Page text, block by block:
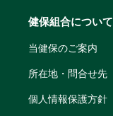
健保組合について
当健保のご案内
所在地・問合せ先
個人情報保護方針